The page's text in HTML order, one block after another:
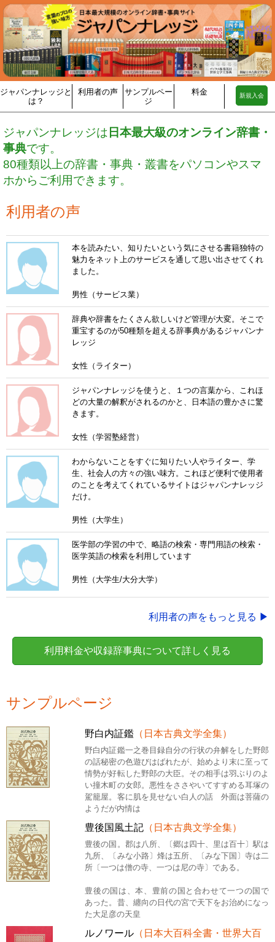
ジャパンナレッジと
は？
利用者の声
サンプルペー
ジ
料金 新規入会
ジャパンナレッジは 日本最大級のオンライン辞書・
事典です。
80種類以上の辞書・事典・叢書をパソコンやスマ
ホからご利用できます。
利用者の声
本を読みたい、知りたいという気にさせる書籍独特の
魅力をネット上のサービスを通して思い出させてくれ
ました。
男性（サービス業）
辞典や辞書をたくさん欲しいけど管理が大変。そこで
重宝するのが50種類を超える辞事典があるジャパンナ
レッジ
女性（ライター）
ジャパンナレッジを使うと、１つの言葉から、これほ
どの大量の解釈がされるのかと、日本語の豊かさに驚
きます。
女性（学習塾経営）
わからないことをすぐに知りたい人やライター、学
生、社会人の方々の強い味方。これほど便利で使用者
のことを考えてくれているサイトはジャパンナレッジ
だけ。
男性（大学生）
医学部の学習の中で、略語の検索・専門用語の検索・
医学英語の検索を利用しています
男性（大学生/大分大学）
利用者の声をもっと見る ▶
利用料金や収録辞事典について詳しく見る
サンプルページ
野白内証鑑 （日本古典文学全集）
野白内証鑑一之巻目録自分の行状の弁解をした野郎
の話秘密の色遊びはばれたが、始めより末に至って
情勢が好転した野郎の大臣。その相手は羽ぶりのよ
い撞木町の女郎。悪性をささやいてすすめる耳塚の
駕籠屋。客に肌を見せない白人の話 外面は菩薩の
ようだが内情は
豊後国風土記 （日本古典文学全集）
豊後の国。郡は八所、〔郷は四十、里は百十〕駅は
九所、〔みな小路〕烽は五所、〔みな下国〕寺は二
所〔一つは僧の寺、一つは尼の寺〕である。
豊後の国は、本、豊前の国と合わせて一つの国で
あった。昔、纏向の日代の宮で天下をお治めになっ
た大足彦の天皇
ルノワール （日本大百科全書・世界大百